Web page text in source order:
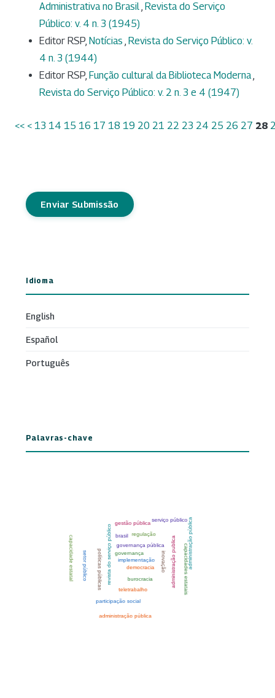
Administrativa no Brasil, Revista do Serviço
Público: v. 4 n. 3 (1945)
Editor RSP, Notícias , Revista do Serviço Público: v.
4 n. 3 (1944)
Editor RSP, Função cultural da Biblioteca Moderna,
Revista do Serviço Público: v. 2 n. 3 e 4 (1947)
<< < 13 14 15 16 17 18 19 20 21 22 23 24 25 26 27 28
Enviar Submissão
Idioma
English
Español
Português
Palavras-chave